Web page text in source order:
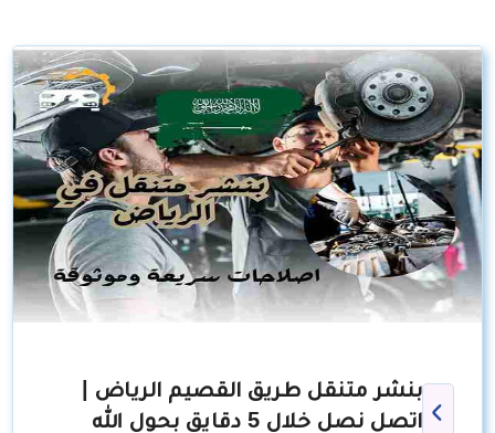
بنشر متنقل طريق القصيم الرياض |
اتصل نصل خلال 5 دقايق بحول الله